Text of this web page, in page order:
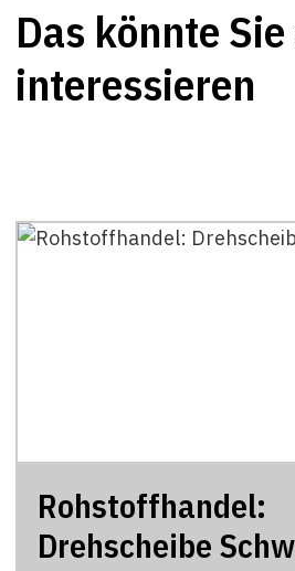
Das könnte
interessieren
Rohstoffhandel:
Drehscheibe